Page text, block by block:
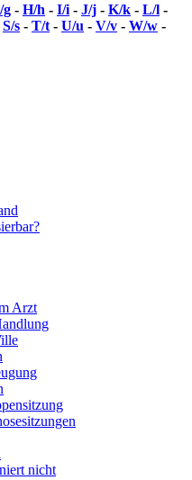
g - H/h - I/i - J/j - K/k - L/l -
S/s - T/t - U/u - V/v - W/w -
Arzt
nicht